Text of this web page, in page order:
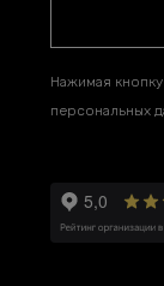
Нажимая
персональных